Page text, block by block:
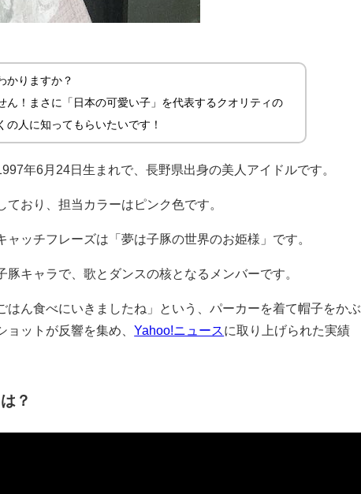
かりますか？
ん！まさに「日本の可愛い子」を代表するクオリティの
の人に知ってもらいたいです！
年6月24日生まれで、長野県出身の美人アイドルです。
おり、担当カラーはピンク色です。
ッチフレーズは「夢は子豚の世界のお姫様」です。
キャラで、歌とダンスの核となるメンバーです。
はん食べにいきましたね」という、パーカーを着て帽子をかぶ
ョットが反響を集め、Yahoo!ニュース に取り上げられた実績
？